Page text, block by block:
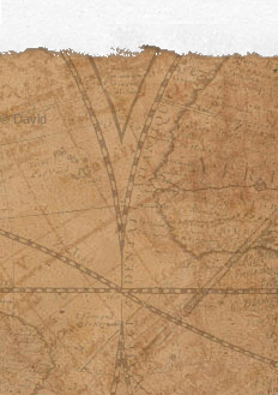
© David